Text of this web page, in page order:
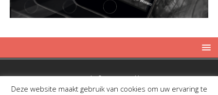
Copyright © 2019 Spreekbuis
Deze website maakt gebruik van cookies om uw ervaring te